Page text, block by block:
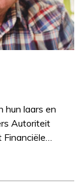
hun laars en
Autoriteit
Financiële…